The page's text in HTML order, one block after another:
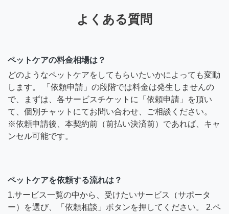
よくある質問
ペットケアの料金相場は？
どのようなペットケアをしてもらいたいかによっても変動
します。 「依頼申請」の段階では料金は発生しませんの
で、まずは、各サービスチケットに「依頼申請」を頂い
て、個別チャットにてお問い合わせ、ご相談ください。
※依頼申請後、本契約前（前払い決済前）であれば、キャ
ンセル可能です。
ペットケアを依頼する流れは？
1.サービス一覧の中から、受けたいサービス（サポータ
ー）を選び、「依頼相談」ボタンを押してください。 2.ペ